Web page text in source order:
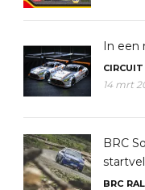
In een
CIRCUIT
14 mrt
BRC
BRC